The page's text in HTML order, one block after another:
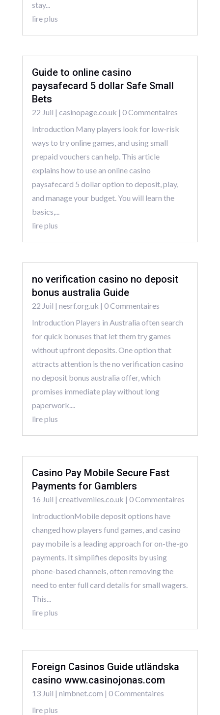
stay...
lire plus
Guide to online casino
paysafecard 5 dollar Safe Small
Bets
22 Juil | casinopage.co.uk | 0 Commentaires
Introduction Many players look for low-risk
ways to try online games, and using small
prepaid vouchers can help. This article
explains how to use an online casino
paysafecard 5 dollar option to deposit, play,
and manage your budget. You will learn the
basics,...
lire plus
no verification casino no deposit
bonus australia Guide
22 Juil | nesrf.org.uk | 0 Commentaires
Introduction Players in Australia often search
for quick bonuses that let them try games
without upfront deposits. One option that
attracts attention is the no verification casino
no deposit bonus australia offer, which
promises immediate play without long
paperwork....
lire plus
Casino Pay Mobile Secure Fast
Payments for Gamblers
16 Juil | creativemiles.co.uk | 0 Commentaires
IntroductionMobile deposit options have
changed how players fund games, and casino
pay mobile is a leading approach for on-the-go
payments. It simplifies deposits by using
phone-based channels, often removing the
need to enter full card details for small wagers.
This...
lire plus
Foreign Casinos Guide utländska
casino www.casinojonas.com
13 Juil | nimbnet.com | 0 Commentaires
lire plus